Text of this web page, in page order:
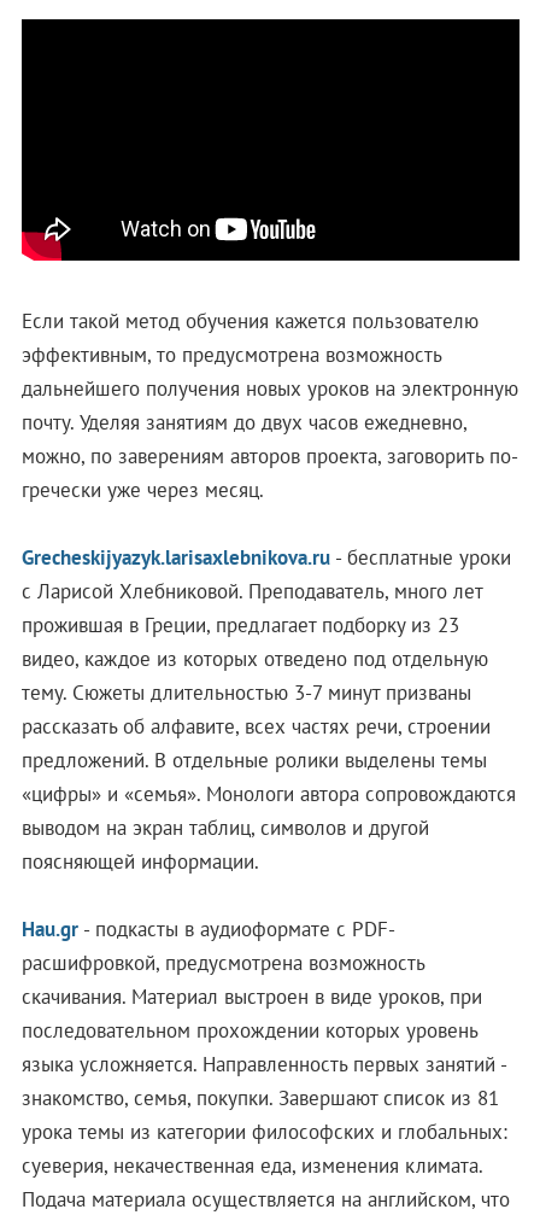
Если такой метод обучения кажется пользователю
эффективным, то предусмотрена возможность
дальнейшего получения новых уроков на электронную
почту. Уделяя занятиям до двух часов ежедневно,
можно, по заверениям авторов проекта, заговорить по-
гречески уже через месяц.
Grecheskijyazyk.larisaxlebnikova.ru- бесплатные уроки
с Ларисой Хлебниковой. Преподаватель, много лет
прожившая в Греции, предлагает подборку из 23
видео, каждое из которых отведено под отдельную
тему. Сюжеты длительностью 3-7 минут призваны
рассказать об алфавите, всех частях речи, строении
предложений. В отдельные ролики выделены темы
«цифры» и «семья». Монологи автора сопровождаются
выводом на экран таблиц, символов и другой
поясняющей информации.
Hau.gr- подкасты в аудиоформате с PDF-
расшифровкой, предусмотрена возможность
скачивания. Материал выстроен в виде уроков, при
последовательном прохождении которых уровень
языка усложняется. Направленность первых занятий -
знакомство, семья, покупки. Завершают список из 81
урока темы из категории философских и глобальных:
суеверия, некачественная еда, изменения климата.
Подача материала осуществляется на английском, что